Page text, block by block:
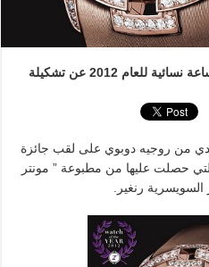
روجيه دوبوي تفوز بجائزة أفضل ساعة نسائية للعام 2012 عن تشكيلة
من روجيه دوبوي على لقب جائزة
حصلت عليها من مطبوعة ” مونتر
السويسرية رنغير.